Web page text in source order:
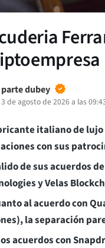
parte dubey
3 de agosto de 2026 a las
italiano de
con sus
de sus acuerdos
y Velas
al acuerdo con
la separación
acuerdos con